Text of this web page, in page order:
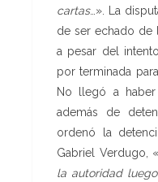
cartas…». La
de ser echado de
a pesar del
por terminada
No llegó a
además de
ordenó la
Gabriel Verdugo, «
la autoridad